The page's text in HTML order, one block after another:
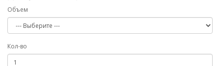
Объем
Кол-во